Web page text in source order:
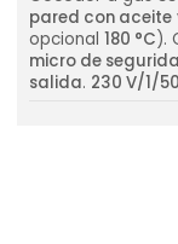
pared con aceite
opcional 180 °C).
micro de
salida. 230 V/1/